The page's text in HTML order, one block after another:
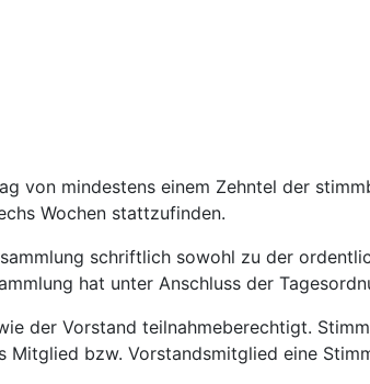
von mindestens einem Zehntel der
Wochen stattzufinden.
schriftlich sowohl zu der
hat unter Anschluss der
der Vorstand teilnahmeberechtigt.
Mitglied bzw. Vorstandsmitglied eine